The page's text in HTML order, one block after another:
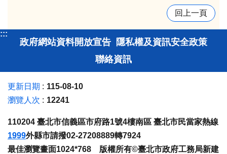
回上一頁
:::
政府網站資料開放宣告 隱私權及資訊安全政策
聯絡資訊
更新日期
115-08-10
瀏覽人次
12241
110204 臺北市信義區市府路1號4樓南區 臺北市民當家熱線
1999外縣市請撥02-27208889轉7924
最佳瀏覽畫面1024*768 版權所有©臺北市政府工務局新建